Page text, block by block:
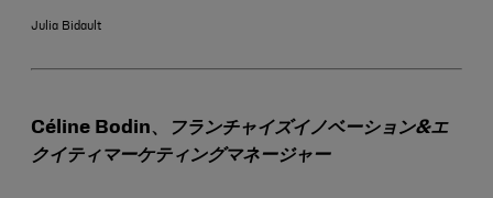
Julia Bidault
Céline Bodin、
フランチャイズイノベーション&エ
クイティマーケティングマネージャー